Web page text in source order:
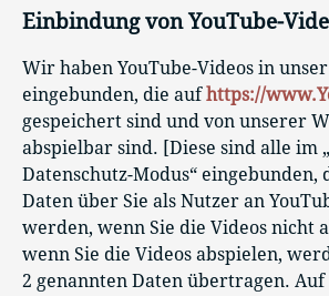
Einbindung von YouTube-
Wir haben YouTube-Videos in
eingebunden, die aufhttps://
gespeichert sind und von unserer
abspielbar sind. [Diese sind alle im
Datenschutz-Modus“ eingebunden,
Daten über Sie als Nutzer an
werden, wenn Sie die Videos nicht
wenn Sie die Videos abspielen,
2 genannten Daten übertragen. Auf